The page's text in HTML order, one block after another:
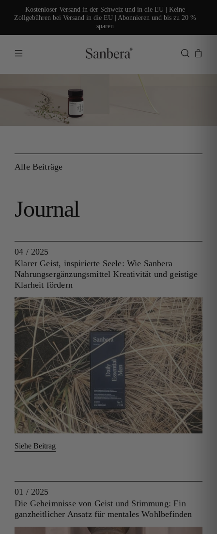
Kostenloser Versand in der Schweiz und in die EU | Keine
Zollgebühren bei Versand in die EU | Abonnieren und bis zu 20 %
sparen
Alle Beiträge
Journal
04 / 2025
Klarer Geist, inspirierte Seele: Wie Sanbera
Nahrungsergänzungsmittel Kreativität und geistige
Klarheit fördern
Siehe Beitrag
01 / 2025
Die Geheimnisse von Geist und Stimmung: Ein
ganzheitlicher Ansatz für mentales Wohlbefinden